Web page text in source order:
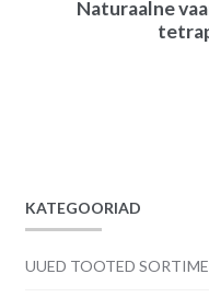
Naturaalne
KATEGOORIAD
UUED TOOTED